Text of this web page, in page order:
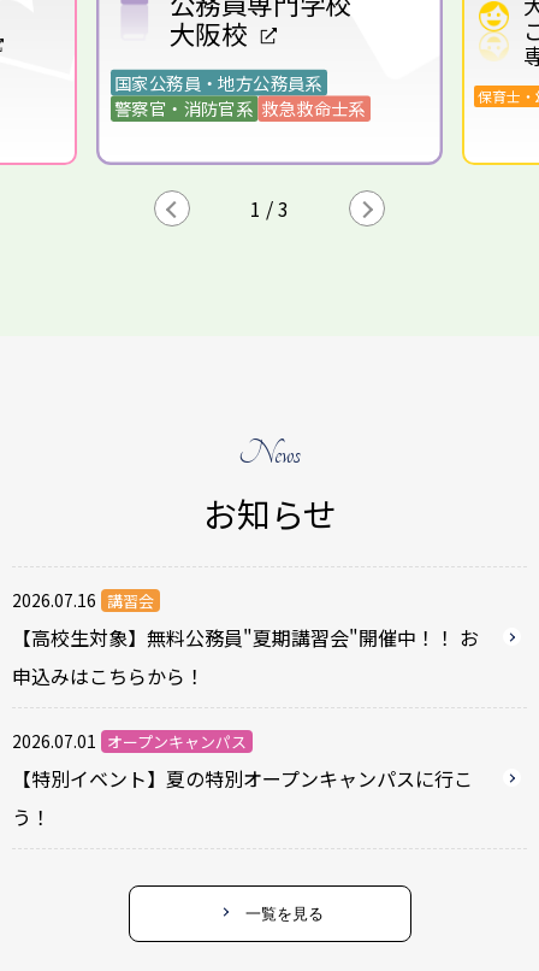
こども教育
専門学校
保育士・幼稚園教諭系 歯科
2 /3
News
お知らせ
2026.07.16 講習会
【高校生対象】無料公務員"夏期講習会"開催中！！ お
申込みはこちらから！
2026.07.01 オープンキャンパス
【特別イベント】夏の特別オープンキャンパスに行こ
う！
一覧を見る